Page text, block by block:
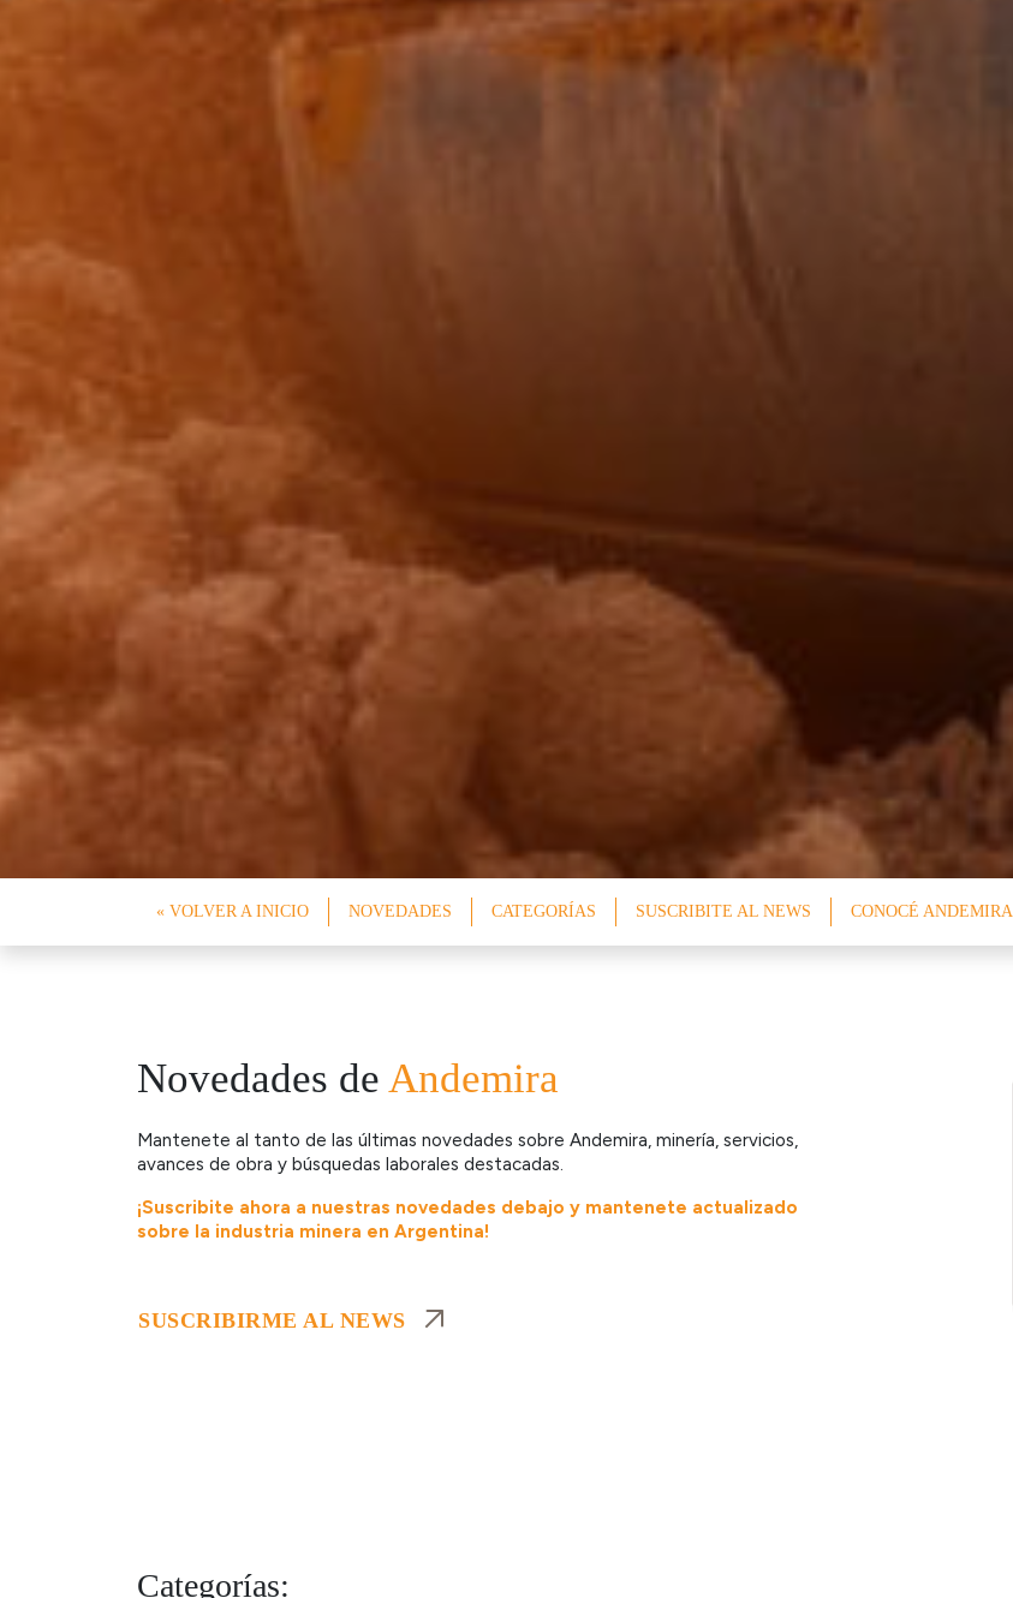
« VOLVER A INICIO NOVEDADES CATEGORÍAS SUSCRIBITE AL NEWS CONOCÉ ANDEMIRA
Novedades de Andemira
Mantenete al tanto de las últimas novedades sobre Andemira, minería, servicios,
avances de obra y búsquedas laborales destacadas.
¡Suscribite ahora a nuestras novedades debajo y mantenete actualizado
sobre la industria minera en Argentina!
SUSCRIBIRME AL NEWS
Categorías: